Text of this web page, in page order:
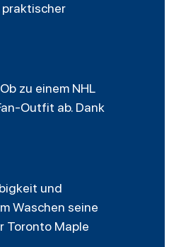
zu einem NHL
Outfit ab. Dank
und
Waschen seine
Toronto Maple